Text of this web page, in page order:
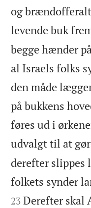
og
levende buk
begge hænder
al Israels folks
den måde
på bukkens
føres ud i
udvalgt til at
derefter slippes
folkets synder
23 Derefter skal